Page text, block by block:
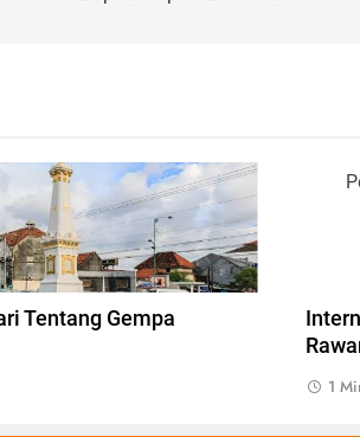
Foto: Photo by CEphoto, Uwe
Aranas
Tentang Gempa
1